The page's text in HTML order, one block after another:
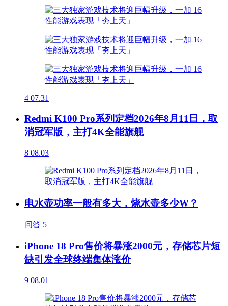
4 07.31
Redmi K100 Pro系列定档2026年8月11日，取
消冠军版，主打4K全能旗舰
8 08.03
电水壶功率一般有多大，烧水壶多少W？
问答 5
iPhone 18 Pro售价将暴涨2000元，存储芯片短
缺引发全球终端集体涨价
9 08.01